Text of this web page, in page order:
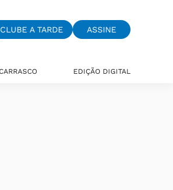
CLUBE A TARDE ASSINE
EDIÇÃO DIGITAL